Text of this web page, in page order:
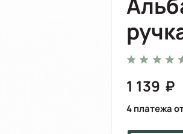
1 139
4 платежа